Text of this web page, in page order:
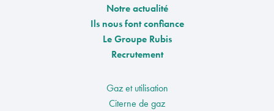
Notre actualité
Ils nous font confiance
Le Groupe Rubis
Recrutement
Gaz et utilisation
Citerne de gaz